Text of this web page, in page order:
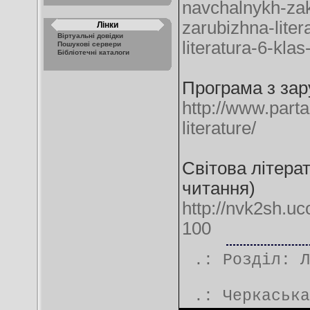
Лінки
Віртуальні довідки
Пошукові сервери
Бібліотечні каталоги
navchalnykh-
zarubizhna-
literatura-6-
Програма з
http://
literature/
Світова
читання)
http://
100
.: Розділ:
.: